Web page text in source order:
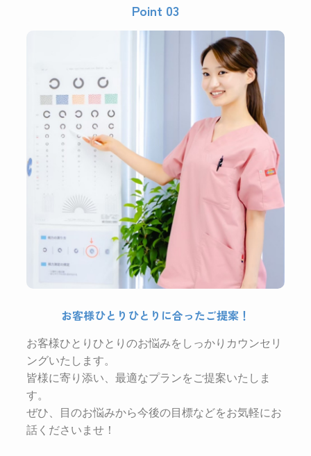
Point 03
お客様ひとりひとりに合ったご提案！
お客様ひとりひとりのお悩みをしっかりカウンセリ
ングいたします。
皆様に寄り添い、最適なプランをご提案いたしま
す。
ぜひ、目のお悩みから今後の目標などをお気軽にお
話くださいませ！